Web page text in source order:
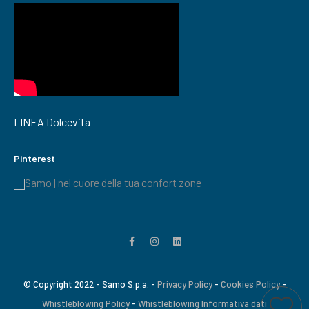
LINEA Dolcevita
Pinterest
Samo | nel cuore della tua confort zone
© Copyright 2022 - Samo S.p.a. - Privacy Policy- Cookies Policy-
Whistleblowing Policy- Whistleblowing Informativa dati